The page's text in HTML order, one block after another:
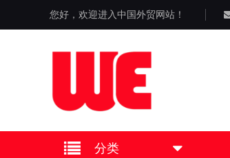
您好，欢迎进入中国外贸网站！
分类